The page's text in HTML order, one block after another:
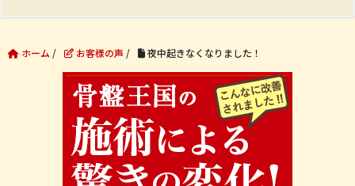
ホーム / お客様の声 / 夜中起きなくなりました！